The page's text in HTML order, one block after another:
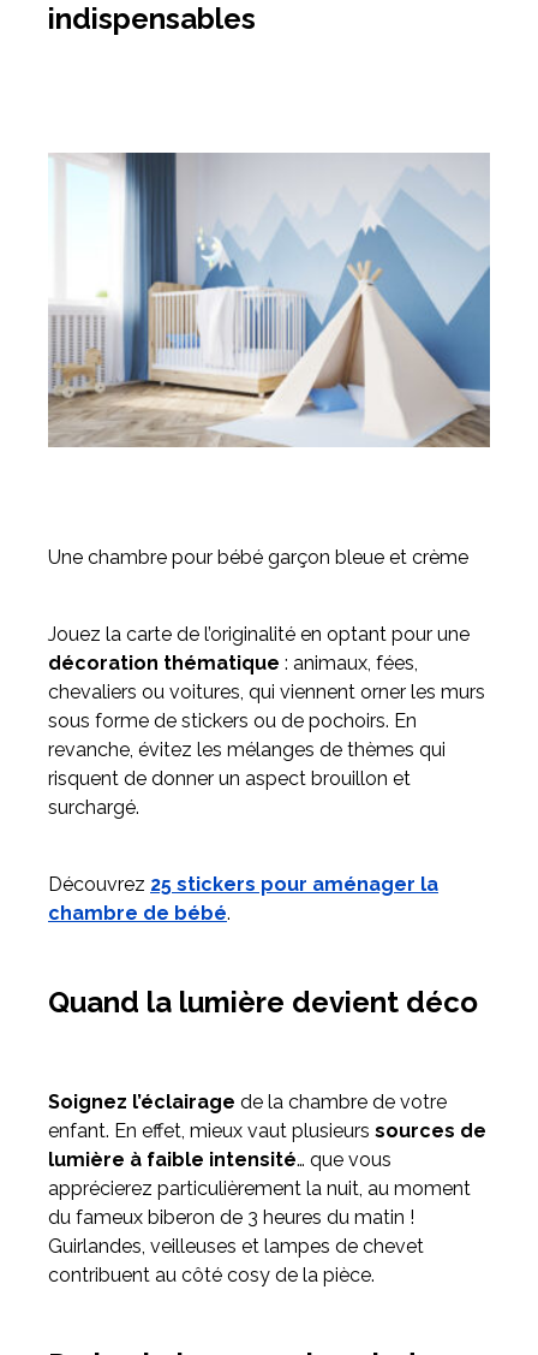
indispensables
Une chambre pour bébé garçon bleue et crème
Jouez la carte de l’originalité en optant pour une
décoration thématique : animaux, fées,
chevaliers ou voitures, qui viennent orner les murs
sous forme de stickers ou de pochoirs. En
revanche, évitez les mélanges de thèmes qui
risquent de donner un aspect brouillon et
surchargé.
Découvrez 25 stickers pour aménager la
chambre de bébé.
Quand la lumière devient déco
Soignez l’éclairage de la chambre de votre
enfant. En effet, mieux vaut plusieurs sources de
lumière à faible intensité… que vous
apprécierez particulièrement la nuit, au moment
du fameux biberon de 3 heures du matin !
Guirlandes, veilleuses et lampes de chevet
contribuent au côté cosy de la pièce.